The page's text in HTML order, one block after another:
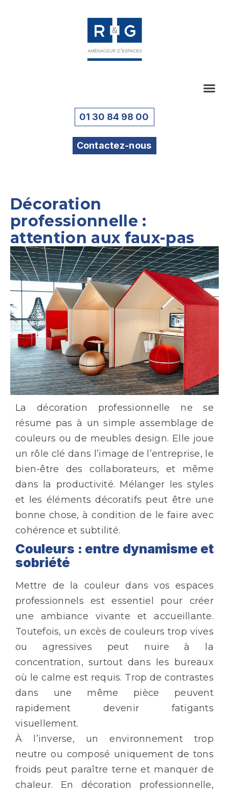
01 30 84 98 00
Contactez-nous
Décoration
professionnelle :
attention aux faux-pas
La décoration professionnelle ne se
résume pas à un simple assemblage de
couleurs ou de meubles design. Elle joue
un rôle clé dans l’image de l’entreprise, le
bien-être des collaborateurs, et même
dans la productivité. Mélanger les styles
et les éléments décoratifs peut être une
bonne chose, à condition de le faire avec
cohérence et subtilité.
Couleurs : entre dynamisme et
sobriété
Mettre de la couleur dans vos espaces
professionnels est essentiel pour créer
une ambiance vivante et accueillante.
Toutefois, un excès de couleurs trop vives
ou agressives peut nuire à la
concentration, surtout dans les bureaux
où le calme est requis. Trop de contrastes
dans une même pièce peuvent
rapidement devenir fatigants
visuellement.
À l’inverse, un environnement trop
neutre ou composé uniquement de tons
froids peut paraître terne et manquer de
chaleur. En décoration professionnelle,